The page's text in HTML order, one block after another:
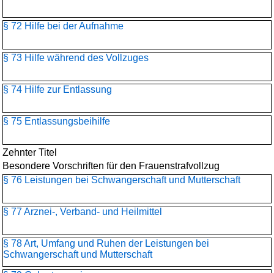
§ 72 Hilfe bei der Aufnahme
§ 73 Hilfe während des Vollzuges
§ 74 Hilfe zur Entlassung
§ 75 Entlassungsbeihilfe
Zehnter Titel
Besondere Vorschriften für den Frauenstrafvollzug
§ 76 Leistungen bei Schwangerschaft und Mutterschaft
§ 77 Arznei-, Verband- und Heilmittel
§ 78 Art, Umfang und Ruhen der Leistungen bei
Schwangerschaft und Mutterschaft